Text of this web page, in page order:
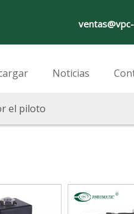
Noticias
el piloto